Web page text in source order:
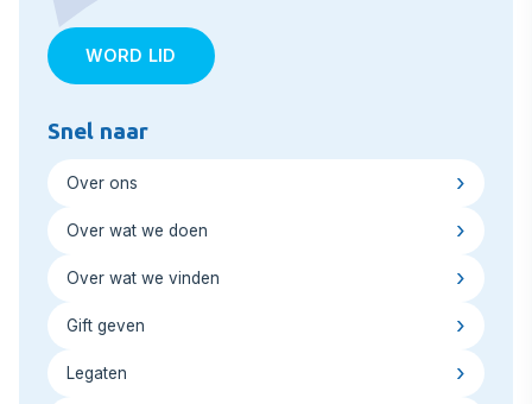
WORD LID
Snel naar
Over ons
Over wat we doen
Over wat we vinden
Gift geven
Legaten